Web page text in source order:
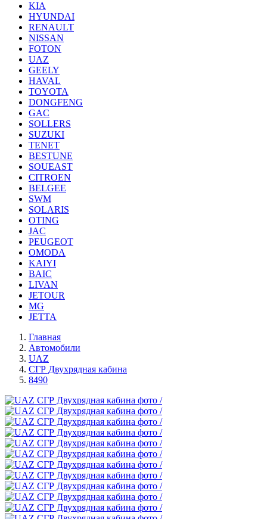
KIA
HYUNDAI
RENAULT
NISSAN
FOTON
UAZ
GEELY
HAVAL
TOYOTA
DONGFENG
GAC
SOLLERS
SUZUKI
TENET
BESTUNE
SOUEAST
CITROEN
BELGEE
SWM
SOLARIS
OTING
JAC
PEUGEOT
OMODA
KAIYI
BAIC
LIVAN
JETOUR
MG
JETTA
Главная
Автомобили
UAZ
СГР Двухрядная кабина
8490